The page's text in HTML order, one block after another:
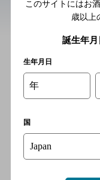
このサイトにはお
歳以上
誕生年月
生年月日
年
国